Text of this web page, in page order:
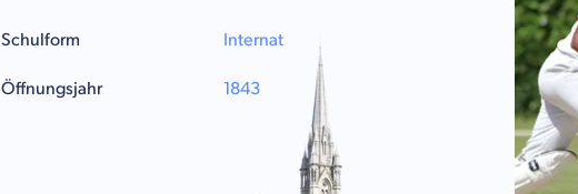
Schulform
Öffnungsjahr
Internat
1843